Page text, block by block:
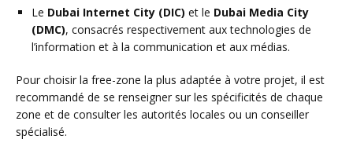
Le Dubai Internet City (DIC) et le Dubai Media City
(DMC), consacrés respectivement aux technologies de
l’information et à la communication et aux médias.
Pour choisir la free-zone la plus adaptée à votre projet, il est
recommandé de se renseigner sur les spécificités de chaque
zone et de consulter les autorités locales ou un conseiller
spécialisé.